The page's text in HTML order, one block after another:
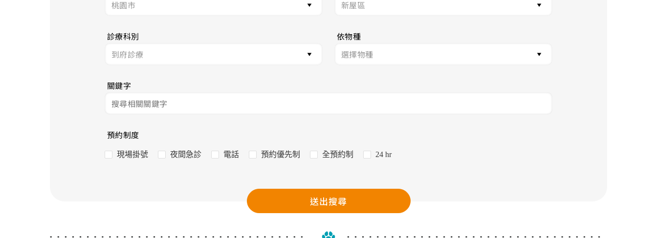
診療科別 依物種
關鍵字
預約制度
現場掛號 夜間急診 電話 預約優先制 全預約制 24 hr
送出搜尋